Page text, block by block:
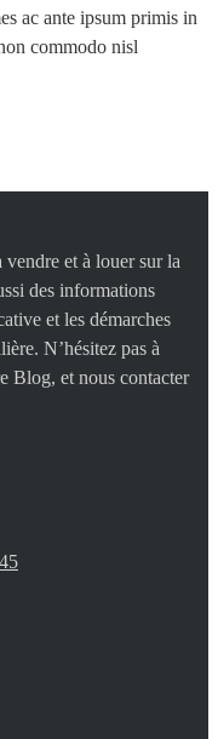
ac ante ipsum primis in
commodo nisl
et à louer sur la
des informations
et les démarches
N’hésitez pas à
Blog, et nous contacter